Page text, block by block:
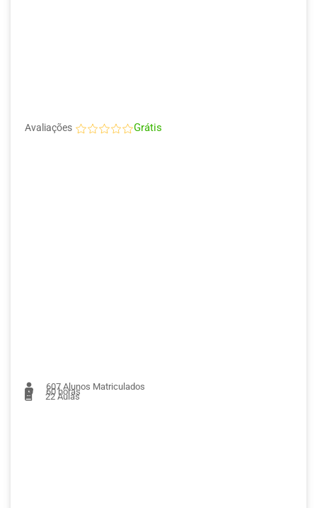
Avaliações Grátis
607 Alunos Matriculados
60 horas
22Aulas